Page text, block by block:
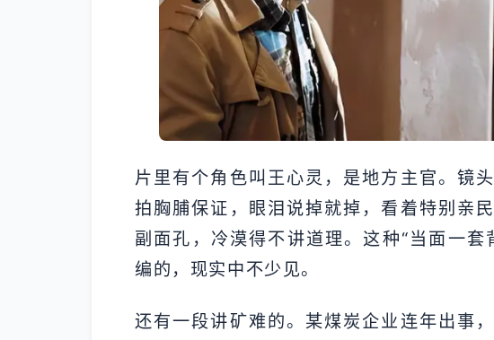
片里有个角色叫王心灵，是地方主官。镜
拍胸脯保证，眼泪说掉就掉，看着特别亲
副面孔，冷漠得不讲道理。这种“当面一套
编的，现实中不少见。
还有一段讲矿难的。某煤炭企业连年出事